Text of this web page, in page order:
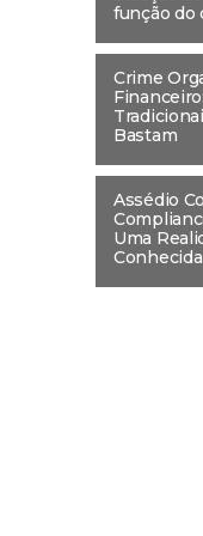
função do
Crime
Bastam
Assédio
Uma
Conhecida